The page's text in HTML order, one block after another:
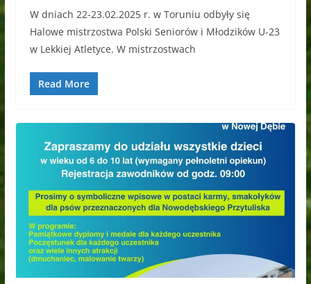
W dniach 22-23.02.2025 r. w Toruniu odbyły się
Halowe mistrzostwa Polski Seniorów i Młodzików U-23
w Lekkiej Atletyce. W mistrzostwach
Read More